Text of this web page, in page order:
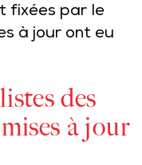
fixées par le
à jour ont eu
des
à jour